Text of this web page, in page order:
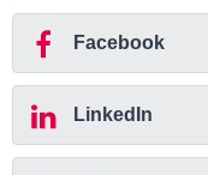
Facebook
LinkedIn